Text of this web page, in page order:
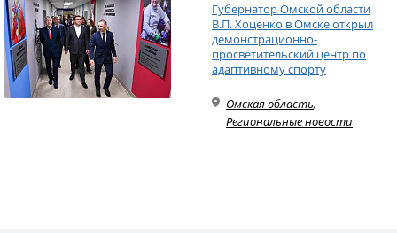
Губернатор Омской области
В.П. Хоценко в Омске открыл
демонстрационно-
просветительский центр по
адаптивному спорту
Омская область,
Региональные новости